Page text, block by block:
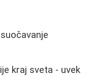
kraj sveta - uvek